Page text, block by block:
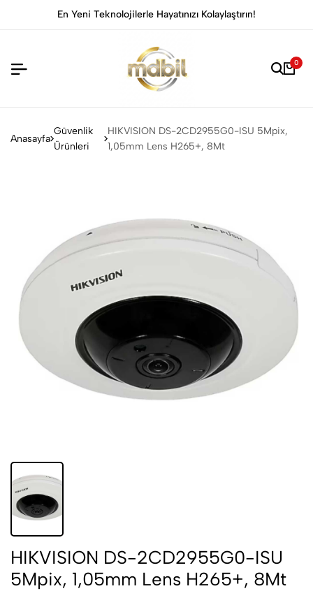
En Yeni Teknolojilerle Hayatınızı Kolaylaştırın!
0
Anasayfa
Güvenlik
Ürünleri
HIKVISION DS-2CD2955G0-ISU 5Mpix,
1,05mm Lens H265+, 8Mt
HIKVISION DS-2CD2955G0-ISU
5Mpix, 1,05mm Lens H265+, 8Mt